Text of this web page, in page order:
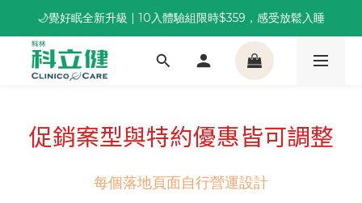
董事長推薦保養組合｜體驗價 $1,800 起，最高享 6 折
🌙覺好眠全新升級 | 10入體驗組限時$359，感受放鬆入睡
董事長推薦保養組合｜體驗價 $1,800 起，最高享 6 折
促銷案型與特約優惠皆可調整
每個落地頁面自行營運設計